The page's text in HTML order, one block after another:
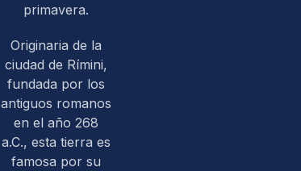
primavera.
Originaria de la
ciudad de Rímini,
fundada por los
antiguos romanos
en el año 268
a.C., esta tierra es
famosa por su